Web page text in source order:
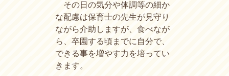
その日の気分や体調等の細か
な配慮は保育士の先生が見守り
ながら介助しますが、食べなが
ら、卒園する頃までに自分で、
できる事を増やす力を培ってい
きます。